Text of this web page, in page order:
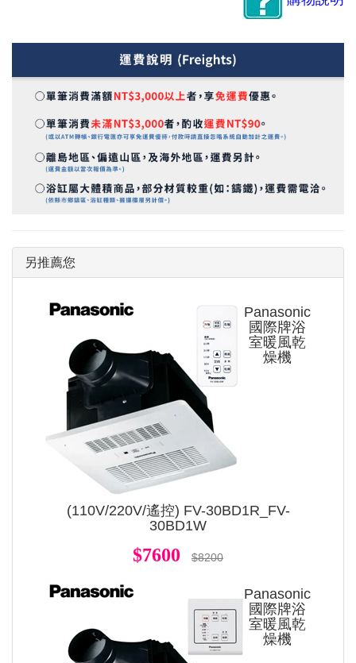
另推薦您
Panasonic
國際牌浴
室暖風乾
燥機
(110V/220V/遙控) FV-30BD1R_FV-
30BD1W
$7600 $8200
Panasonic
國際牌浴
室暖風乾
燥機